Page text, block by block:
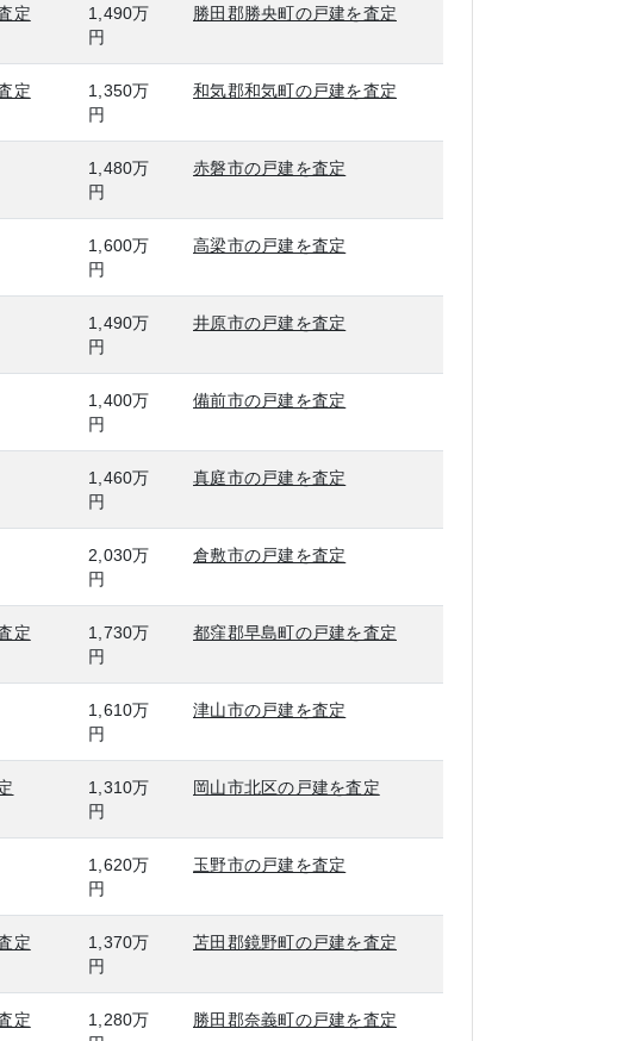
定
1,490万
円
勝田郡勝央町の戸建を査定
定
1,350万
円
和気郡和気町の戸建を査定
1,480万
円
赤磐市の戸建を査定
1,600万
円
高梁市の戸建を査定
1,490万
円
井原市の戸建を査定
1,400万
円
備前市の戸建を査定
1,460万
円
真庭市の戸建を査定
2,030万
円
倉敷市の戸建を査定
定
1,730万
円
都窪郡早島町の戸建を査定
1,610万
円
津山市の戸建を査定
1,310万
円
岡山市北区の戸建を査定
1,620万
円
玉野市の戸建を査定
定
1,370万
円
苫田郡鏡野町の戸建を査定
定
1,280万
勝田郡奈義町の戸建を査定